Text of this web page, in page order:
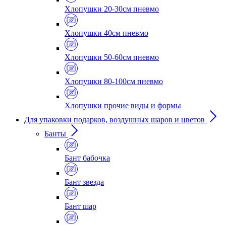
Хлопушки 20-30см пневмо
Хлопушки 40см пневмо
Хлопушки 50-60см пневмо
Хлопушки 80-100см пневмо
Хлопушки прочие виды и формы
Для упаковки подарков, воздушных шаров и цветов
Банты
Бант бабочка
Бант звезда
Бант шар